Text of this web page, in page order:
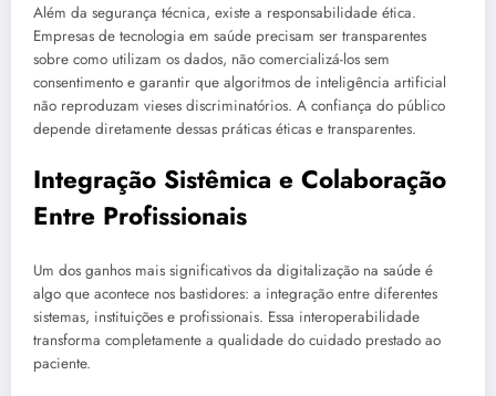
Além da segurança técnica, existe a responsabilidade ética.
Empresas de tecnologia em saúde precisam ser transparentes
sobre como utilizam os dados, não comercializá-los sem
consentimento e garantir que algoritmos de inteligência artificial
não reproduzam vieses discriminatórios. A confiança do público
depende diretamente dessas práticas éticas e transparentes.
Integração Sistêmica e Colaboração
Entre Profissionais
Um dos ganhos mais significativos da digitalização na saúde é
algo que acontece nos bastidores: a integração entre diferentes
sistemas, instituições e profissionais. Essa interoperabilidade
transforma completamente a qualidade do cuidado prestado ao
paciente.